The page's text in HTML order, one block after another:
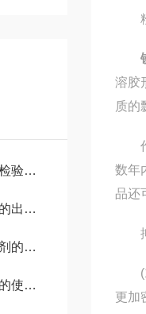
法
告
质
果
粉
溶胶
质的
作
数年
品还
抑
(1)
更加